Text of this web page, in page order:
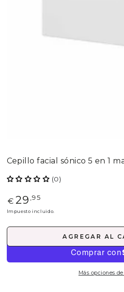
Cepillo facial sónico 5 en 1
(0)
Precio
regular
€ 29 ,95
Impuesto incluido.
AGREGAR AL
Más opciones